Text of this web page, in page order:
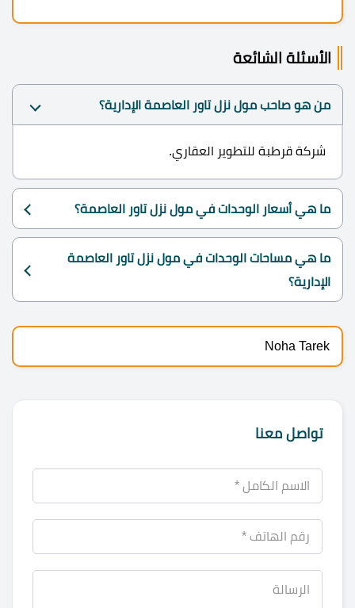
الأسئلة الشائعة
من هو صاحب مول نزل تاور العاصمة الإدارية؟
شركة قرطبة للتطوير العقاري.
ما هي أسعار الوحدات في مول نزل تاور العاصمة؟
ما هي مساحات الوحدات في مول نزل تاور العاصمة
الإدارية؟
Noha Tarek
تواصل معنا